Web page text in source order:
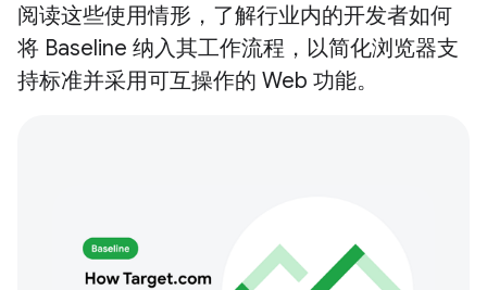
阅读这些使用情形，了解行业内的开发者如何
将 Baseline 纳入其工作流程，以简化浏览器支
持标准并采用可互操作的 Web 功能。